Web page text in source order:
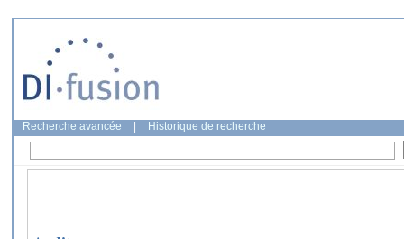
Recherche avancée Historique de recherche